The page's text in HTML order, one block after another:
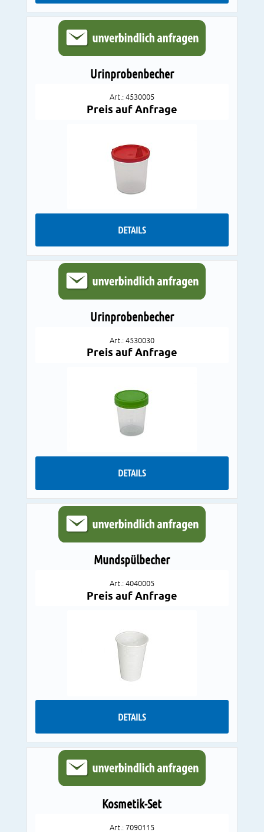
Urinprobenbecher
Art.: 4530005
Preis auf Anfrage
DETAILS
Urinprobenbecher
Art.: 4530030
Preis auf Anfrage
DETAILS
Mundspülbecher
Art.: 4040005
Preis auf Anfrage
DETAILS
Kosmetik-Set
Art.: 7090115